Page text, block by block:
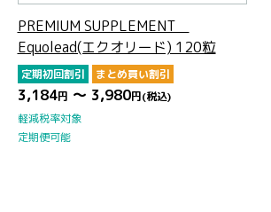
PREMIUM SUPPLEMENT
Equolead(エクオリード) 120粒
定期初回割引 まとめ買い割引
3,184円 ～ 3,980円(税込)
軽減税率対象
定期便可能